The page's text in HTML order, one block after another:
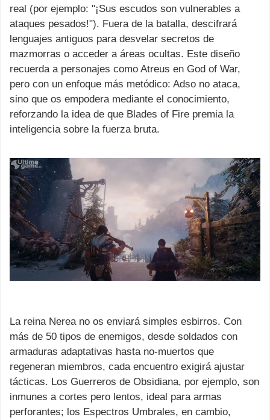
real (por ejemplo: "¡Sus escudos son vulnerables a
ataques pesados!"). Fuera de la batalla, descifrará
lenguajes antiguos para desvelar secretos de
mazmorras o acceder a áreas ocultas. Este diseño
recuerda a personajes como Atreus en God of War,
pero con un enfoque más metódico: Adso no ataca,
sino que os empodera mediante el conocimiento,
reforzando la idea de que Blades of Fire premia la
inteligencia sobre la fuerza bruta.
La reina Nerea no os enviará simples esbirros. Con
más de 50 tipos de enemigos, desde soldados con
armaduras adaptativas hasta no-muertos que
regeneran miembros, cada encuentro exigirá ajustar
tácticas. Los Guerreros de Obsidiana, por ejemplo, son
inmunes a cortes pero lentos, ideal para armas
perforantes; los Espectros Umbrales, en cambio,